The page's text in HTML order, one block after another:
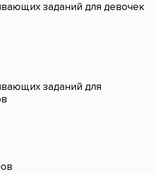
заданий для девочек
заданий для